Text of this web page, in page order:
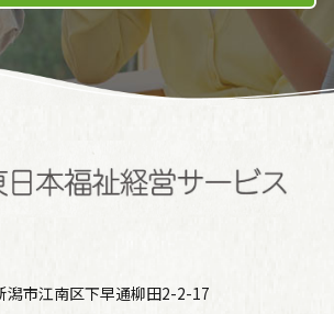
潟市江南区下早通柳田2-2-17